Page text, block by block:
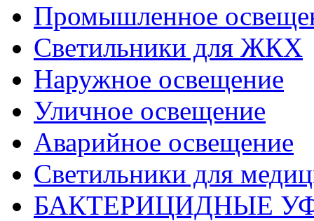
Промышленное
Светильники для ЖКХ
Наружное освещение
Уличное освещение
Аварийное освещение
Светильники для
БАКТЕРИЦИДНЫЕ